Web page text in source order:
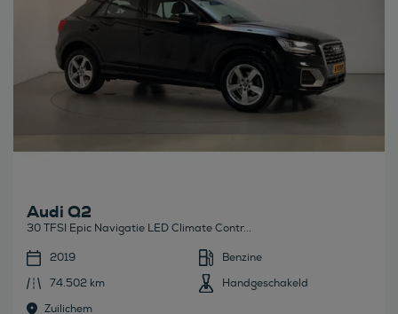
Audi Q2
30 TFSI Epic Navigatie LED Climate Contr...
2019
Benzine
74.502 km
Handgeschakeld
Zuilichem